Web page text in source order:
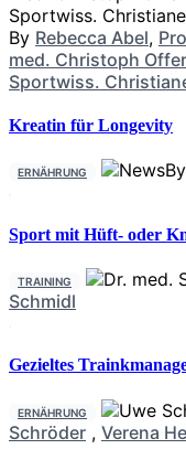
By Rebecca Abel,
med. Christoph
Sportwiss.
Kreatin für Longevity
ERNÄHRUNG By
Sport mit Hüft- oder
TRAINING
Schmidl
Gezieltes
ERNÄHRUNG
Schröder , Verena